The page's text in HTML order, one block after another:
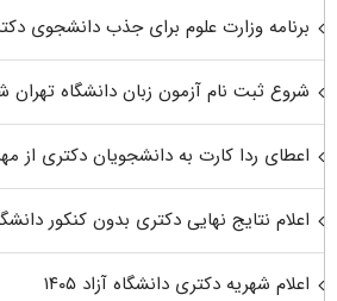
برنامه وزارت علوم برای جذب دانشجوی
شروع ثبت نام آزمون زبان دانشگاه تهران
اعطای ردا کارت به دانشجویان دکتری از مهر
اعلام نتایج نهایی دکتری بدون کنکور دانشگاه
اعلام شهریه دکتری دانشگاه آزاد ۱۴۰۵